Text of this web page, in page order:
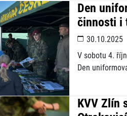
Den
činnosti i
30.10.2025
V sobotu 4.
Den
KVV Zlín